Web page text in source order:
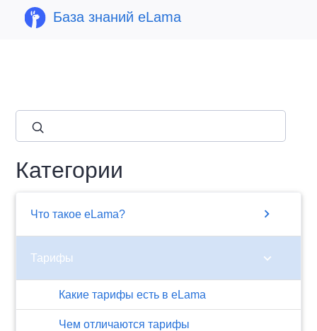
База знаний eLama
Категории
Что такое eLama? chevron_right
Тарифы chevron_right
​Какие тарифы есть в eLama
Чем отличаются тарифы